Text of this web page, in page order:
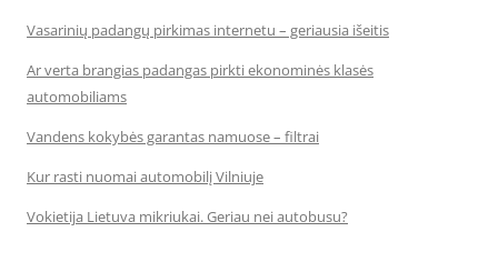
Vasarinių padangų pirkimas internetu – geriausia išeitis
Ar verta brangias padangas pirkti ekonominės klasės
automobiliams
Vandens kokybės garantas namuose – filtrai
Kur rasti nuomai automobilį Vilniuje
Vokietija Lietuva mikriukai. Geriau nei autobusu?